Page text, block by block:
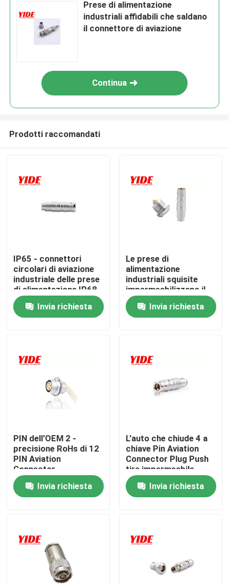
Casa
Chi siamo
Prodotti
Connettore della bici di E
Connettore elettrico del motociclo
Connessione della batteria del motorino
Mucchio di carico di EV
Prese di alimentazione
industriali affidabili che saldano
il connettore di aviazione
Continua
Prodotti raccomandati
IP65 - connettori
circolari di aviazione
industriale delle prese
di alimentazione IP68
Invia richiesta
Le prese di
alimentazione
industriali squisite
impermeabilizzano il
connettore in
opposizioneInvia richiesta
PIN dell'OEM 2 -
precisione RoHs di 12
PIN Aviation
Connector
Waterproof High
Invia richiesta
L'auto che chiude 4 a
chiave Pin Aviation
Connector Plug Push
tira impermeabile
Invia richiesta